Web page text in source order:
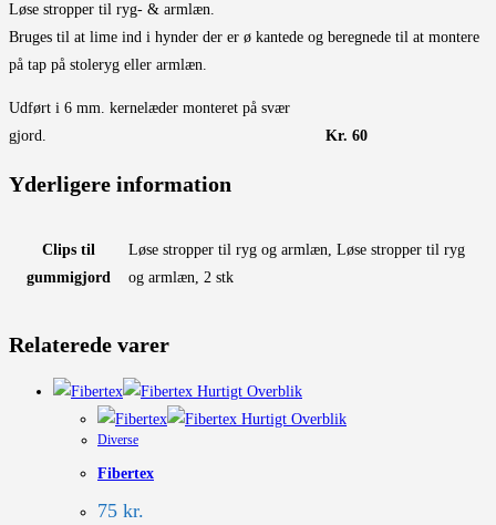
Løse stropper til ryg- & armlæn.
Bruges til at lime ind i hynder der er ø kantede og beregnede til at montere
på tap på stoleryg eller armlæn.
Udført i 6 mm. kernelæder monteret på svær
gjord. Kr. 60
Yderligere information
Clips til
gummigjord
Løse stropper til ryg og armlæn, Løse stropper til ryg
og armlæn, 2 stk
Relaterede varer
Hurtigt Overblik
Hurtigt Overblik
Diverse
Fibertex
75 kr.